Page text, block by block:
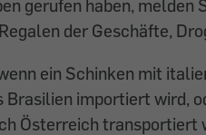
gerufen haben, melden
der Geschäfte,
ein Schinken mit
Brasilien importiert wird,
Österreich transportiert